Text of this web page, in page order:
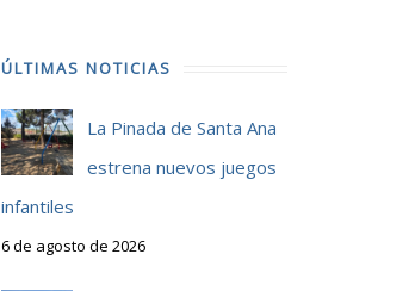
ÚLTIMAS NOTICIAS
La Pinada de Santa Ana
estrena nuevos juegos
infantiles
6 de agosto de 2026